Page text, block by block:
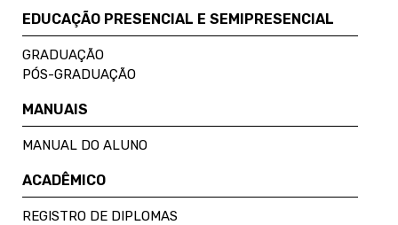
EDUCAÇÃO PRESENCIAL E SEMIPRESENCIAL
GRADUAÇÃO
PÓS-GRADUAÇÃO
MANUAIS
MANUAL DO ALUNO
ACADÊMICO
REGISTRO DE DIPLOMAS